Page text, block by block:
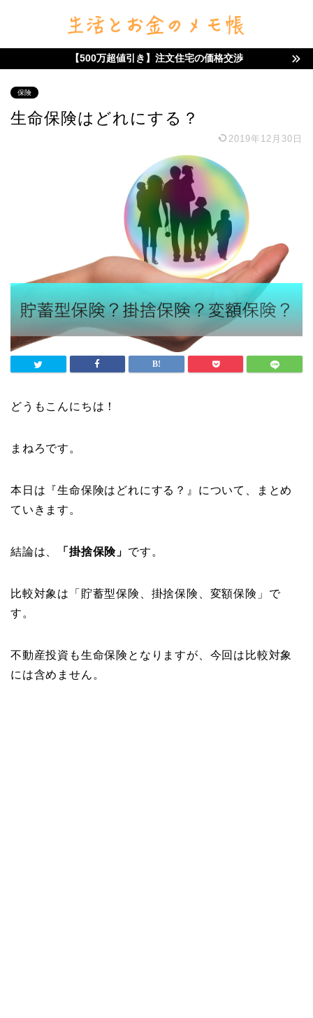
【500万超値引き】注文住宅の価格交渉
保険
生命保険はどれにする？
2019年12月30日
どうもこんにちは！
まねろです。
本日は『生命保険はどれにする？』について、まとめ
ていきます。
結論は、 「掛捨保険」 です。
比較対象は「貯蓄型保険、掛捨保険、変額保険」で
す。
不動産投資も生命保険となりますが、今回は比較対象
には含めません。